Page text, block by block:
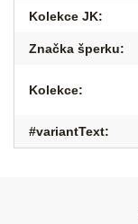
Kolekce JK:
Značka šperku:
Kolekce:
#variantText: